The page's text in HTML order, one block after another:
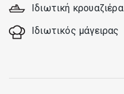
Ιδιωτική κρουαζιέρα
Ιδιωτικός μάγειρας